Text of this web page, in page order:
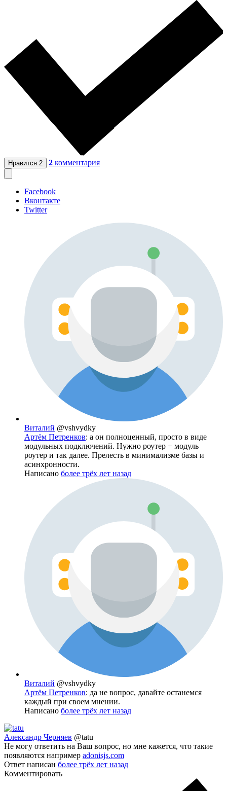
Нравится 2 2 комментария
Facebook
Вконтакте
Twitter
Виталий @vshvydky
Артём Петренков: а он полноценный, просто в виде
модульных подключений. Нужно роутер + модуль
роутер и так далее. Прелесть в минимализме базы и
асинхронности.
Написано более трёх лет назад
Виталий @vshvydky
Артём Петренков: да не вопрос, давайте останемся
каждый при своем мнении.
Написано более трёх лет назад
Александр Черняев @tatu
Не могу ответить на Ваш вопрос, но мне кажется, что такие
появляются например adonisjs.com
Ответ написан более трёх лет назад
Комментировать